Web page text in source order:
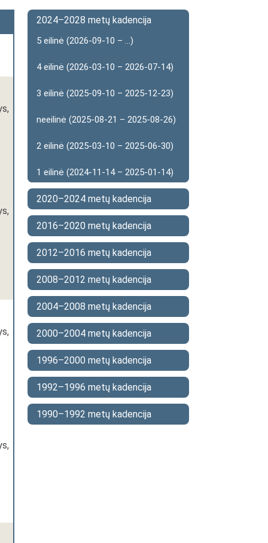
2024–2028 metų kadencija
5 eilinė (2026-09-10 – ...)
4 eilinė (2026-03-10 – 2026-07-14)
3 eilinė (2025-09-10 – 2025-12-23)
neeilinė (2025-08-21 – 2025-08-26)
2 eilinė (2025-03-10 – 2025-06-30)
1 eilinė (2024-11-14 – 2025-01-14)
2020–2024 metų kadencija
2016–2020 metų kadencija
2012–2016 metų kadencija
2008–2012 metų kadencija
2004–2008 metų kadencija
2000–2004 metų kadencija
1996–2000 metų kadencija
1992–1996 metų kadencija
1990–1992 metų kadencija